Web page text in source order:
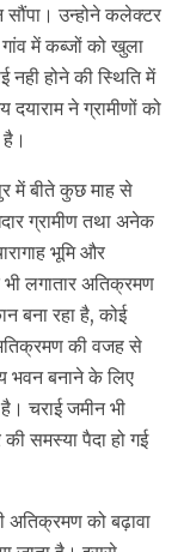
सौंपा। उन्होने कलेक्टर
में कब्जों को खुला
नही होने की स्थिति में
ने ग्रामीणों को
में बीते कुछ माह से
ग्रामीण तथा अनेक
भूमि और
लगातार अतिक्रमण
बना रहा है, कोई
की वजह से
भवन बनाने के लिए
चराई जमीन भी
समस्या पैदा हो गई
अतिक्रमण को बढ़ावा